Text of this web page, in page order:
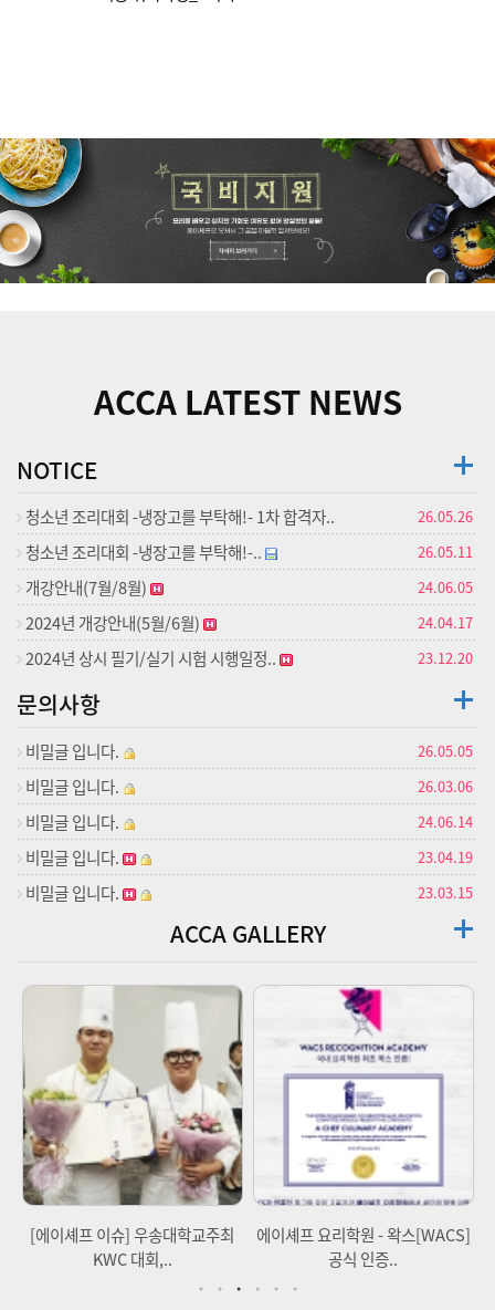
ACCA LATEST NEWS
NOTICE
청소년 조리대회 -냉장고를 부탁해!- 1차 합격자.. 26.05.26
청소년 조리대회 -냉장고를 부탁해!-.. 26.05.11
개강안내(7월/8월) 24.06.05
2024년 개강안내(5월/6월) 24.04.17
2024년 상시 필기/실기 시험 시행일정.. 23.12.20
문의사항
비밀글 입니다. 26.05.05
비밀글 입니다. 26.03.06
비밀글 입니다. 24.06.14
비밀글 입니다. 23.04.19
비밀글 입니다. 23.03.15
ACCA GALLERY
[에이셰프 이슈] 우송대학교주최
KWC 대회,..
에이셰프 요리학원 - 왁스[WACS]
공식 인증..